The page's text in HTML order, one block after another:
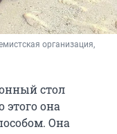
организация,
стол
этого она
Она